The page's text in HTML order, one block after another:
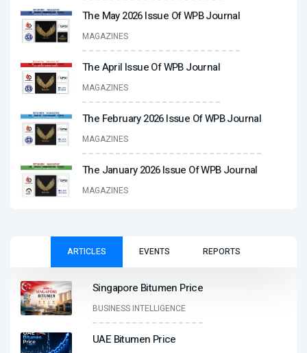
The May 2026 Issue Of WPB Journal
MAGAZINES
The April Issue Of WPB Journal
MAGAZINES
The February 2026 Issue Of WPB Journal
MAGAZINES
The January 2026 Issue Of WPB Journal
MAGAZINES
ARTICLES EVENTS REPORTS
Singapore Bitumen Price
BUSINESS INTELLIGENCE
UAE Bitumen Price